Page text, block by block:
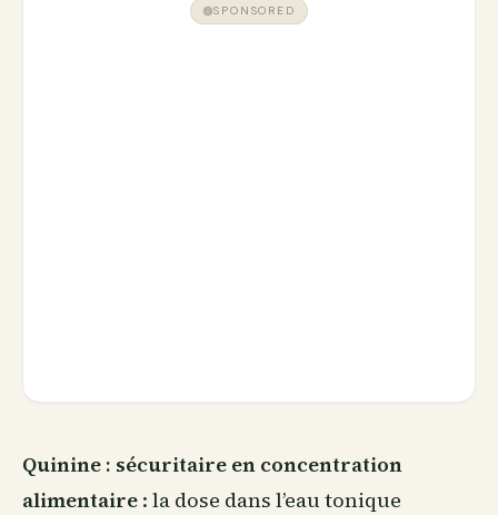
SPONSORED
Quinine : sécuritaire en concentration
alimentaire : la dose dans l’eau tonique